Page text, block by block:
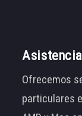
Ofrecemos
particulares